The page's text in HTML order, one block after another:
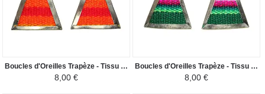
Boucles d'Oreilles Trapèze - Tissu Traditionnel Péruvien - Nuances d'Orange
8,00 €
Boucles d'Oreilles Trapèze - Tissu Traditionnel Péruvien - Vert Foncé
8,00 €